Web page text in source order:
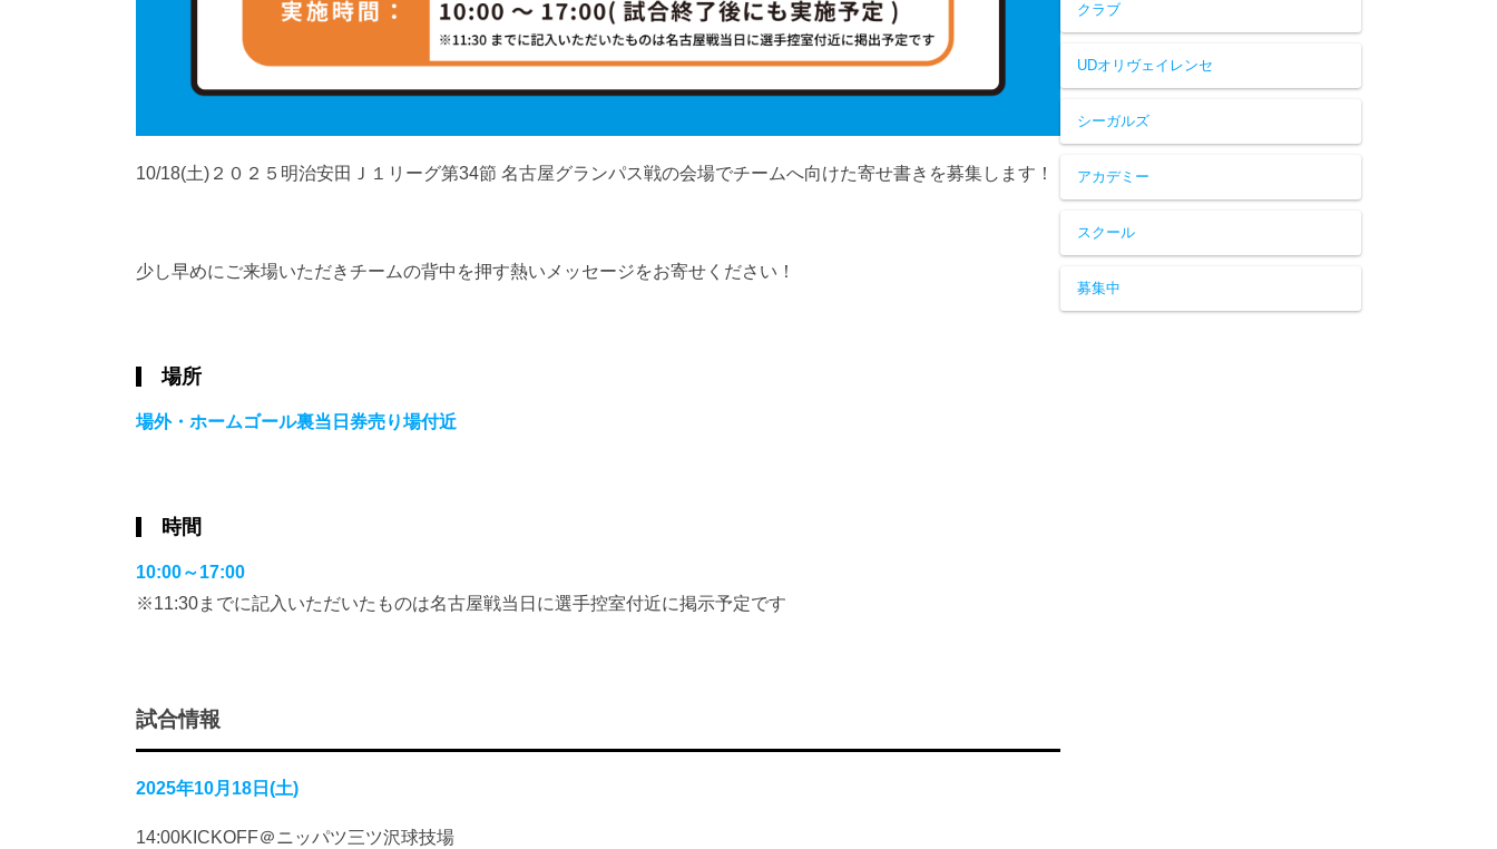
10/18(土)２０２５明治安田Ｊ１リーグ第34節 名古屋グランパス戦の会場でチームへ向けた寄せ書きを募集します！
少し早めにご来場いただきチームの背中を押す熱いメッセージをお寄せください！
場所
場外・ホームゴール裏当日券売り場付近
時間
10:00～17:00
※11:30までに記入いただいたものは名古屋戦当日に選手控室付近に掲示予定です
試合情報
2025年10月18日(土)
14:00KICKOFF＠ニッパツ三ツ沢球技場
クラブ
UDオリヴェイレンセ
シーガルズ
アカデミー
スクール
募集中